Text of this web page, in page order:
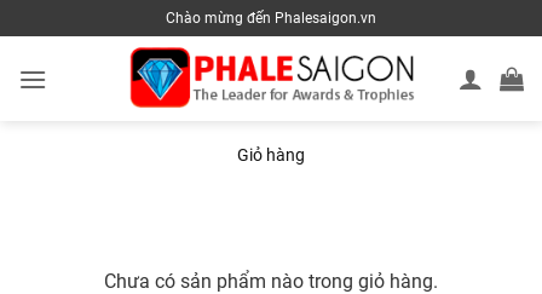
to
content
Chào mừng đến Phalesaigon.vn
Giỏ hàng
Chưa có sản phẩm nào trong giỏ hàng.